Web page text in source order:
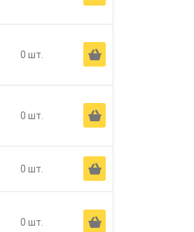
0 шт. Ä
0 шт. Ä
0 шт. Ä
0 шт. Ä